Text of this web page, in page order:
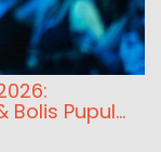
Pupul...